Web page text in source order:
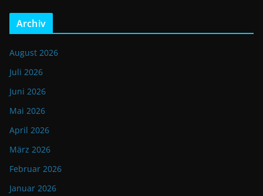
Archiv
August 2026
Juli 2026
Juni 2026
Mai 2026
April 2026
März 2026
Februar 2026
Januar 2026